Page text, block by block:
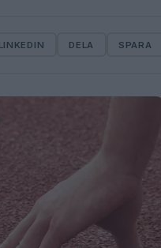
LINKEDIN DELA SPARA